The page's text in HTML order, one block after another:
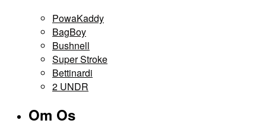
PowaKaddy
BagBoy
Bushnell
Super Stroke
Bettinardi
2 UNDR
Om Os